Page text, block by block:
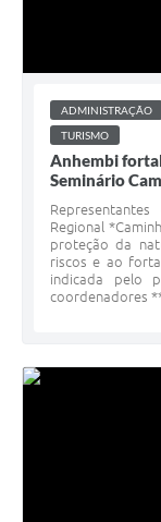
ADMINISTRAÇÃO
TURISMO
Anhembi
Seminário
Regional
proteção da
riscos e ao
indicada pelo
coordenadores